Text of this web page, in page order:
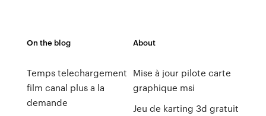
On the blog
Temps telechargement
film canal plus a la
demande
About
Mise à jour pilote carte
graphique msi
Jeu de karting 3d gratuit